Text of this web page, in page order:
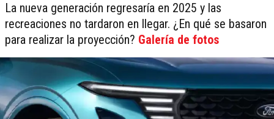
La nueva generación regresaría en 2025 y las
recreaciones no tardaron en llegar. ¿En qué se basaron
para realizar la proyección? Galería de fotos